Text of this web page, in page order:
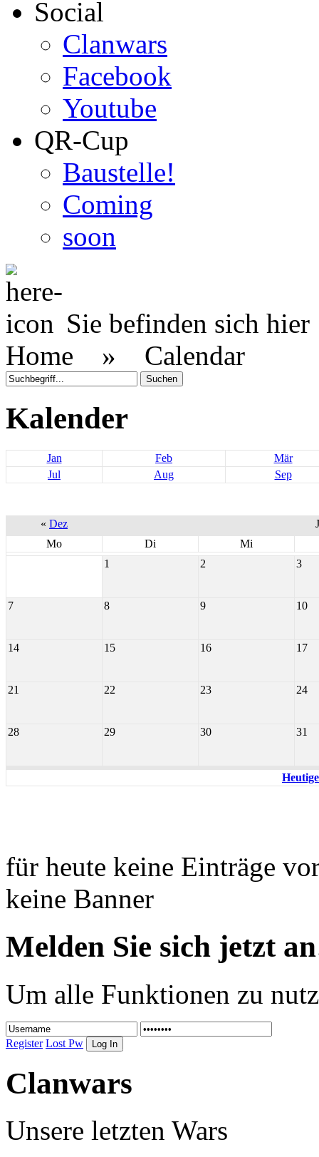
Social
Clanwars
Facebook
Youtube
QR-Cup
Baustelle!
Coming
soon
Sie befinden sich hier
Home » Calendar
Kalender
Jan Feb
Mär
Jul
Aug Sep
« Dez
Mo
Di
Mi
1
2 3
7 8 9 10
14 15 16 17
21 22 23 24
28 29 30 31
für heute keine Einträge
keine Banner
Melden Sie sich jetzt
Um alle Funktionen zu
Register Lost Pw
Clanwars
Unsere letzten Wars